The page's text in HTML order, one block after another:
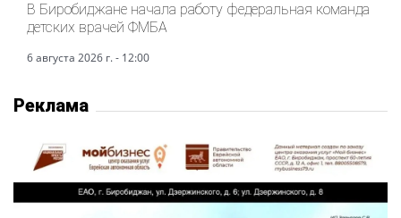
В Биробиджане начала работу федеральная команда
детских врачей ФМБА
6 августа 2026 г. - 12:00
Реклама